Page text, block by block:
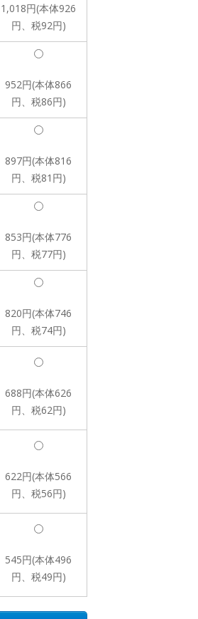
1,018円(本体926
円、税92円)
952円(本体866
円、税86円)
897円(本体816
円、税81円)
853円(本体776
円、税77円)
820円(本体746
円、税74円)
688円(本体626
円、税62円)
622円(本体566
円、税56円)
545円(本体496
円、税49円)